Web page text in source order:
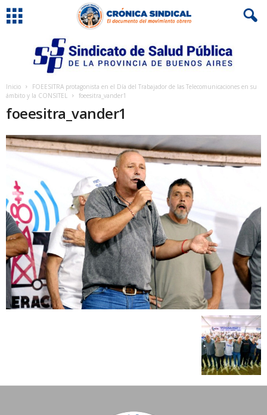
Inicio
FOEESITRA protagonista en el Día del Trabajador de las Telecomunicaciones en su
ámbito y la CONSITEL
foeesitra_vander1
foeesitra_vander1